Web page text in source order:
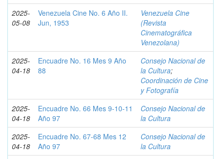
2025-
05-08
Venezuela Cine No. 6 Año II.
Jun, 1953
Venezuela Cine
(Revista
Cinematográfica
Venezolana)
2025-
04-18
Encuadre No. 16 Mes 9 Año
88
Consejo Nacional de
la Cultura;
Coordinación de Cine
y Fotografía
2025-
04-18
Encuadre No. 66 Mes 9-10-11
Año 97
Consejo Nacional de
la Cultura
2025-
04-18
Encuadre No. 67-68 Mes 12
Año 97
Consejo Nacional de
la Cultura